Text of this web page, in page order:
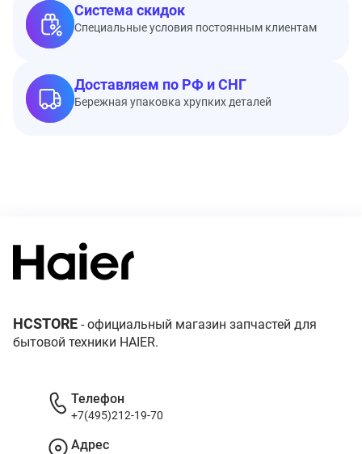
Система скидок
Специальные условия постоянным клиентам
Доставляем по РФ и СНГ
Бережная упаковка хрупких деталей
HCSTORE - официальный магазин запчастей для
бытовой техники HAIER.
Телефон
+7(495)212-19-70
Адрес